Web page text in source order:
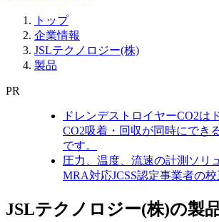
トップ
企業情報
JSLテクノロジー(株)
製品
PR
ドレンデストロイヤーCO2は
CO2吸着・回収が同時にでき
です。
圧力、温度、流速の計測ソリ
MRA対応JCSS認定事業者の
JSLテクノロジー(株)の製